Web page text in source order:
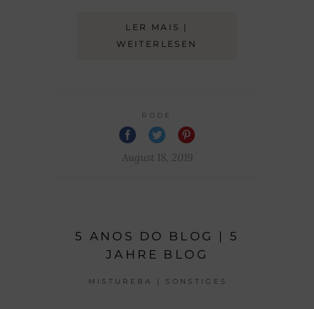
LER MAIS |
WEITERLESEN
RODE
August 18, 2019
5 ANOS DO BLOG | 5
JAHRE BLOG
MISTUREBA | SONSTIGES